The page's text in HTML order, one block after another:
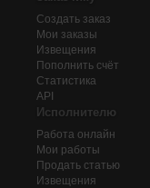
Создать заказ
Мои заказы
Извещения
Пополнить счёт
Статистика
API
Исполнителю
Работа онлайн
Мои работы
Продать статью
Извещения